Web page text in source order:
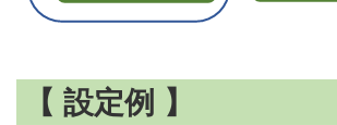
【 設定例 】